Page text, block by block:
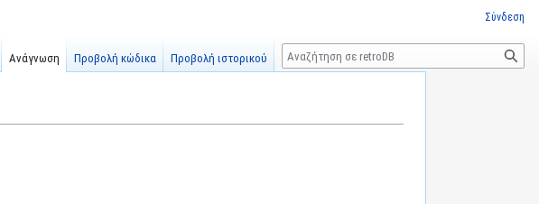
Σύνδεση
Ανάγνωση Προβολή κώδικα Προβολή ιστορικού
Αναζήτηση